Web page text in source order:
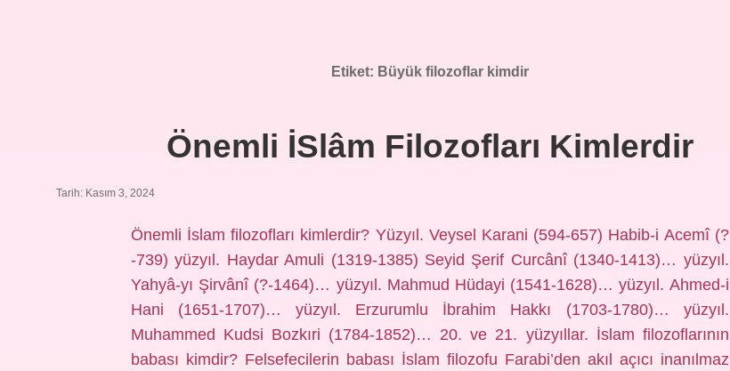
Etiket: Büyük filozoflar kimdir
Önemli İSlâm Filozofları Kimlerdir
Tarih: Kasım 3, 2024
Önemli İslam filozofları kimlerdir? Yüzyıl. Veysel Karani (594-657) Habib-i Acemî (?
-739) yüzyıl. Haydar Amuli (1319-1385) Seyid Şerif Curcânî (1340-1413)… yüzyıl.
Yahyâ-yı Şirvânî (?-1464)… yüzyıl. Mahmud Hüdayi (1541-1628)… yüzyıl. Ahmed-i
Hani (1651-1707)… yüzyıl. Erzurumlu İbrahim Hakkı (1703-1780)… yüzyıl.
Muhammed Kudsi Bozkıri (1784-1852)… 20. ve 21. yüzyıllar. İslam filozoflarının
babası kimdir? Felsefecilerin babası İslam filozofu Farabi’den akıl açıcı inanılmaz